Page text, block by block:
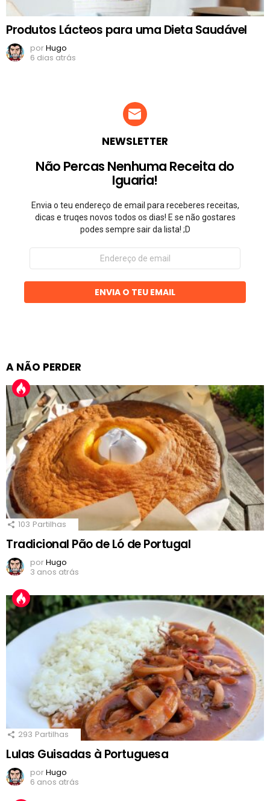
Produtos Lácteos para uma Dieta Saudável
porHugo
6 dias atrás
NEWSLETTER
Não Percas Nenhuma Receita do
Iguaria!
Envia o teu endereço de email para receberes receitas,
dicas e truqes novos todos os dias! E se não gostares
podes sempre sair da lista! ;D
Endereço
email
ENVIA O TEU EMAIL
A NÃO PERDER
103 Partilhas
Tradicional Pão de Ló de Portugal
porHugo
3 anos atrás
293 Partilhas
Lulas Guisadas à Portuguesa
porHugo
6 anos atrás